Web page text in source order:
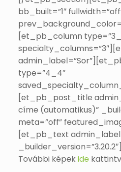
bb_built=”1″
[et_pb_column
type=”4_4″
[et_pb_post_title
címe (automatikus)”
meta=”off”
[et_pb_text
_builder_version=”3.20.2″]
További képekide